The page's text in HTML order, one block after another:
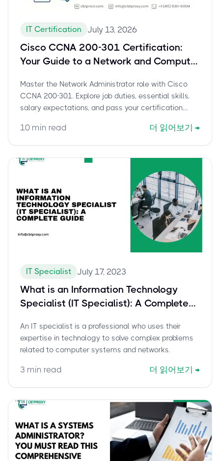
IT Certification July 13, 2026
Cisco CCNA 200-301 Certification:
Your Guide to a Network and Computer
Master the Network Administrator role with Cisco
CCNA 200-301. Explore job duties, essential skills,
salary expectations, and pass your certification
10 min read 더 읽어보기 →
IT Specialist July 17, 2023
What is an Information Technology
Specialist (IT Specialist): A Complete
An IT specialist is a professional who uses their
expertise in technology to solve complex problems
related to computer systems and networks.
3 min read 더 읽어보기 →